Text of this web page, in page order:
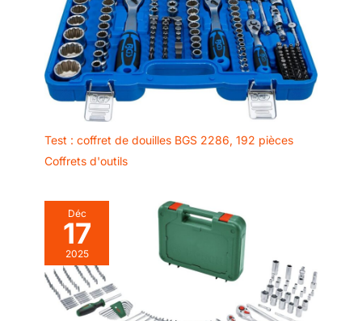
Test : coffret de douilles BGS 2286, 192 pièces
Coffrets d'outils
Déc
17
2025